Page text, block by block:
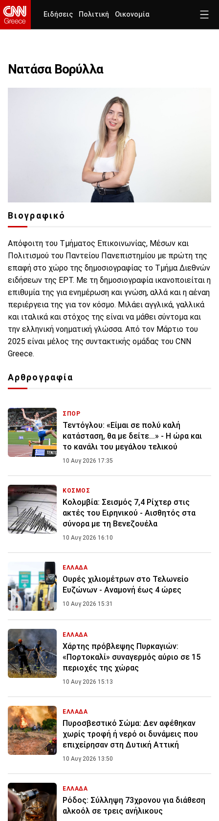
Ειδήσεις Πολιτική Οικονομία
Νατάσα Βορύλλα
Βιογραφικό
Απόφοιτη του Τμήματος Επικοινωνίας, Μέσων και
Πολιτισμού του Παντείου Πανεπιστημίου με πρώτη της
επαφή στο χώρο της δημοσιογραφίας το Τμήμα Διεθνών
ειδήσεων της ΕΡΤ. Με τη δημοσιογραφία ικανοποιείται η
επιθυμία της για ενημέρωση και γνώση, αλλά και η αέναη
περιέργεια της για τον κόσμο. Μιλάει αγγλικά, γαλλικά
και ιταλικά και στόχος της είναι να μάθει σύντομα και
την ελληνική νοηματική γλώσσα. Από τον Μάρτιο του
2025 είναι μέλος της συντακτικής ομάδας του CNN
Greece.
Αρθρογραφία
ΣΠΟΡ
Τεντόγλου: «Είμαι σε πολύ καλή
κατάσταση, θα με δείτε...» - Η ώρα και
το κανάλι του μεγάλου τελικού
10 Αυγ 2026 17:35
ΚΟΣΜΟΣ
Κολομβία: Σεισμός 7,4 Ρίχτερ στις
ακτές του Ειρηνικού - Αισθητός στα
σύνορα με τη Βενεζουέλα
10 Αυγ 2026 16:10
ΕΛΛΑΔΑ
Ουρές χιλιομέτρων στο Τελωνείο
Ευζώνων - Αναμονή έως 4 ώρες
10 Αυγ 2026 15:31
ΕΛΛΑΔΑ
Χάρτης πρόβλεψης Πυρκαγιών:
«Πορτοκαλί» συναγερμός αύριο σε 15
περιοχές της χώρας
10 Αυγ 2026 15:13
ΕΛΛΑΔΑ
Πυροσβεστικό Σώμα: Δεν αφέθηκαν
χωρίς τροφή ή νερό οι δυνάμεις που
επιχείρησαν στη Δυτική Αττική
10 Αυγ 2026 13:50
ΕΛΛΑΔΑ
Ρόδος: Σύλληψη 73χρονου για διάθεση
αλκοόλ σε τρεις ανήλικους